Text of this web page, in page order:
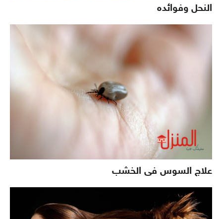
النحل وفوائده
علاج السوس فى الخشب